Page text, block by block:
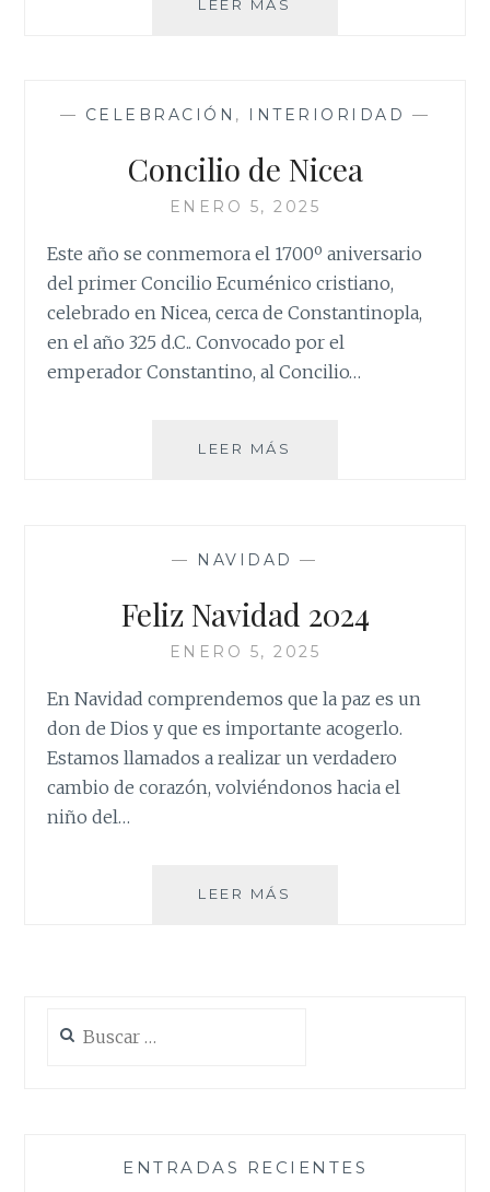
LEER MÁS
— CELEBRACIÓN , INTERIORIDAD —
Concilio de Nicea
ENERO 5, 2025
Este año se conmemora el 1700º aniversario
del primer Concilio Ecuménico cristiano,
celebrado en Nicea, cerca de Constantinopla,
en el año 325 d.C.. Convocado por el
emperador Constantino, al Concilio…
LEER MÁS
— NAVIDAD —
Feliz Navidad 2024
ENERO 5, 2025
En Navidad comprendemos que la paz es un
don de Dios y que es importante acogerlo.
Estamos llamados a realizar un verdadero
cambio de corazón, volviéndonos hacia el
niño del…
LEER MÁS
ENTRADAS RECIENTES